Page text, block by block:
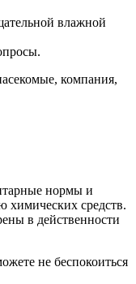
влажной
компания,
нормы и
химических средств.
в действенности
не беспокоиться